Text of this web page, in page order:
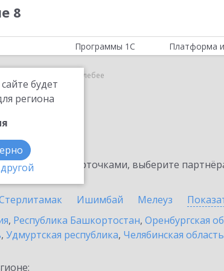
8
будет
региона
Программы 1С Платформа
1С:Линк в Белебее
карточками, выберите
Ишимбай Мелеуз
, Республика Башкортостан, Оренбургская
, Удмуртская республика, Челябинская область